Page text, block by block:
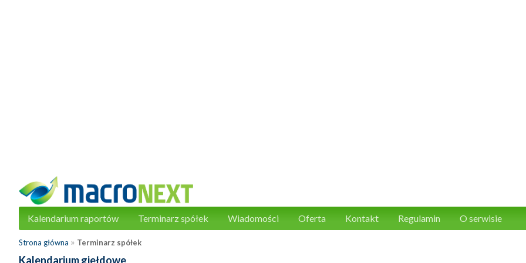
Kalendarium raportów Terminarz spółek Wiadomości Oferta Kontakt Regulamin O serwisie
Strona główna » Terminarz spółek
Kalendarium giełdowe